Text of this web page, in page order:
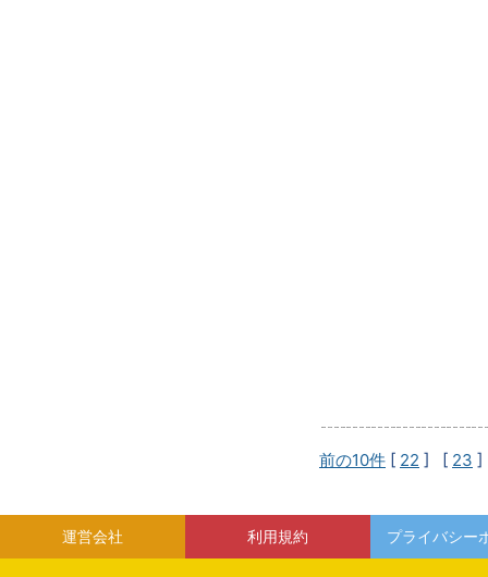
前の10件 [ 22 ] [ 23
運営会社 利用規約 プライバシー